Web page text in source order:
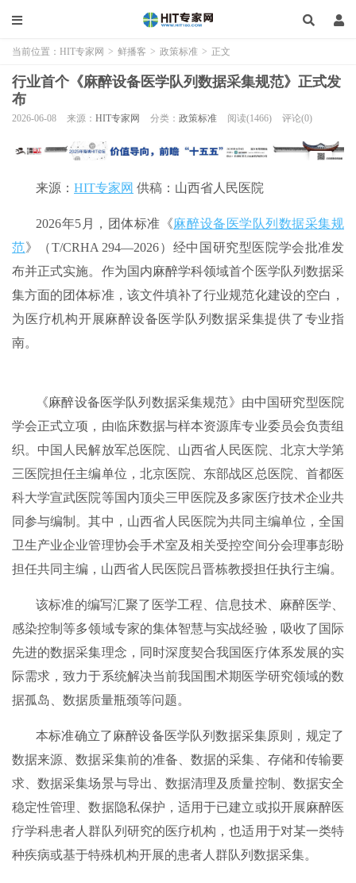
当前位置： HIT专家网 > 鲜播客 > 政策标准 > 正文
行业首个《麻醉设备医学队列数据采集规范》正式发
布
2026-06-08 来源： HIT专家网 分类： 政策标准 阅读(1466) 评论(0)
来源： HIT专家网 供稿：山西省人民医院
2026年5月，团体标准《麻醉设备医学队列数据采集规
范》（T/CRHA 294—2026）经中国研究型医院学会批准发
布并正式实施。作为国内麻醉学科领域首个医学队列数据采
集方面的团体标准，该文件填补了行业规范化建设的空白，
为医疗机构开展麻醉设备医学队列数据采集提供了专业指
南。
《麻醉设备医学队列数据采集规范》由中国研究型医院
学会正式立项，由临床数据与样本资源库专业委员会负责组
织。中国人民解放军总医院、山西省人民医院、北京大学第
三医院担任主编单位，北京医院、东部战区总医院、首都医
科大学宣武医院等国内顶尖三甲医院及多家医疗技术企业共
同参与编制。其中，山西省人民医院为共同主编单位，全国
卫生产业企业管理协会手术室及相关受控空间分会理事彭盼
担任共同主编，山西省人民医院吕晋栋教授担任执行主编。
该标准的编写汇聚了医学工程、信息技术、麻醉医学、
感染控制等多领域专家的集体智慧与实战经验，吸收了国际
先进的数据采集理念，同时深度契合我国医疗体系发展的实
际需求，致力于系统解决当前我国围术期医学研究领域的数
据孤岛、数据质量瓶颈等问题。
本标准确立了麻醉设备医学队列数据采集原则，规定了
数据来源、数据采集前的准备、数据的采集、存储和传输要
求、数据采集场景与导出、数据清理及质量控制、数据安全
稳定性管理、数据隐私保护，适用于已建立或拟开展麻醉医
疗学科患者人群队列研究的医疗机构，也适用于对某一类特
种疾病或基于特殊机构开展的患者人群队列数据采集。